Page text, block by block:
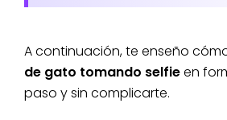
A continuación, te enseño
de gato tomando selfieen
paso y sin complicarte.